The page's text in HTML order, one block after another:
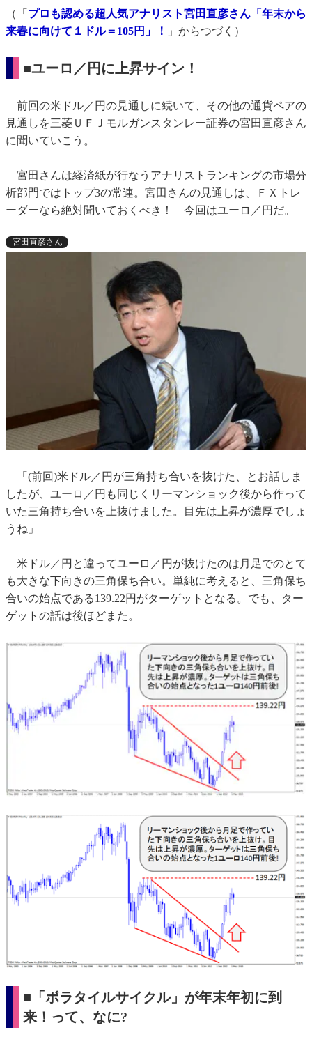
（「 プロも認める超人気アナリスト宮田直彦さん「年末から
来春に向けて１ドル＝105円」！
」からつづく）
■ユーロ／円に上昇サイン！
前回の米ドル／円の見通しに続いて、その他の通貨ペアの
見通しを三菱ＵＦＪモルガンスタンレー証券の宮田直彦さん
に聞いていこう。
宮田さんは経済紙が行なうアナリストランキングの市場分
析部門ではトップ3の常連。宮田さんの見通しは、ＦＸトレ
ーダーなら絶対聞いておくべき！ 今回はユーロ／円だ。
宮田直彦さん
「(前回)米ドル／円が三角持ち合いを抜けた、とお話しま
したが、ユーロ／円も同じくリーマンショック後から作って
いた三角持ち合いを上抜けました。目先は上昇が濃厚でしょ
うね」
米ドル／円と違ってユーロ／円が抜けたのは月足でのとて
も大きな下向きの三角保ち合い。単純に考えると、三角保ち
合いの始点である139.22円がターゲットとなる。でも、ター
ゲットの話は後ほどまた。
■「ボラタイルサイクル」が年末年初に到
来！って、なに?